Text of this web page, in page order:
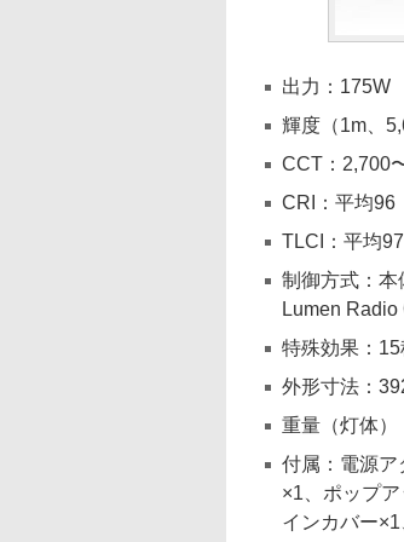
出力：175W
輝度（1m、
CCT：2,700
CRI：平均96
TLCI：平均97
制御方式：本
Lumen Radio
特殊効果：
外形寸法：
重量（灯体）
付属：電源ア
×1、ポップ
インカバー